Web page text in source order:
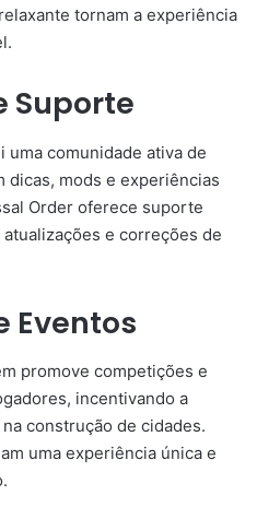
tornam a experiência
Suporte
uma comunidade ativa de
dicas, mods e experiências
Order oferece suporte
e correções de
Eventos
promove competições e
incentivando a
construção de cidades.
uma experiência única e